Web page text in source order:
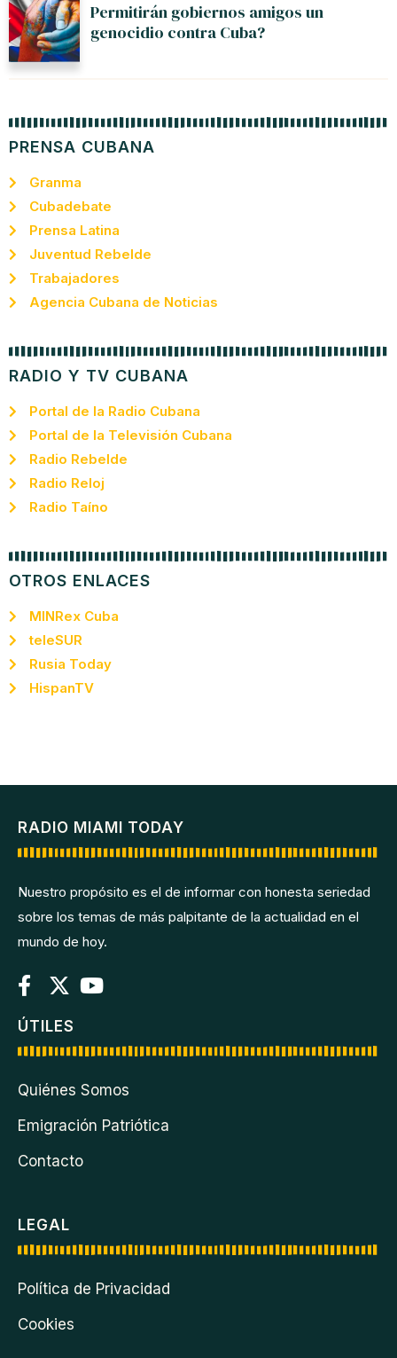
Permitirán gobiernos amigos un
genocidio contra Cuba?
PRENSA CUBANA
Granma
Cubadebate
Prensa Latina
Juventud Rebelde
Trabajadores
Agencia Cubana de Noticias
RADIO Y TV CUBANA
Portal de la Radio Cubana
Portal de la Televisión Cubana
Radio Rebelde
Radio Reloj
Radio Taíno
OTROS ENLACES
MINRex Cuba
teleSUR
Rusia Today
HispanTV
RADIO MIAMI TODAY
Nuestro propósito es el de informar con honesta seriedad
sobre los temas de más palpitante de la actualidad en el
mundo de hoy.
ÚTILES
Quiénes Somos
Emigración Patriótica
Contacto
LEGAL
Política de Privacidad
Cookies